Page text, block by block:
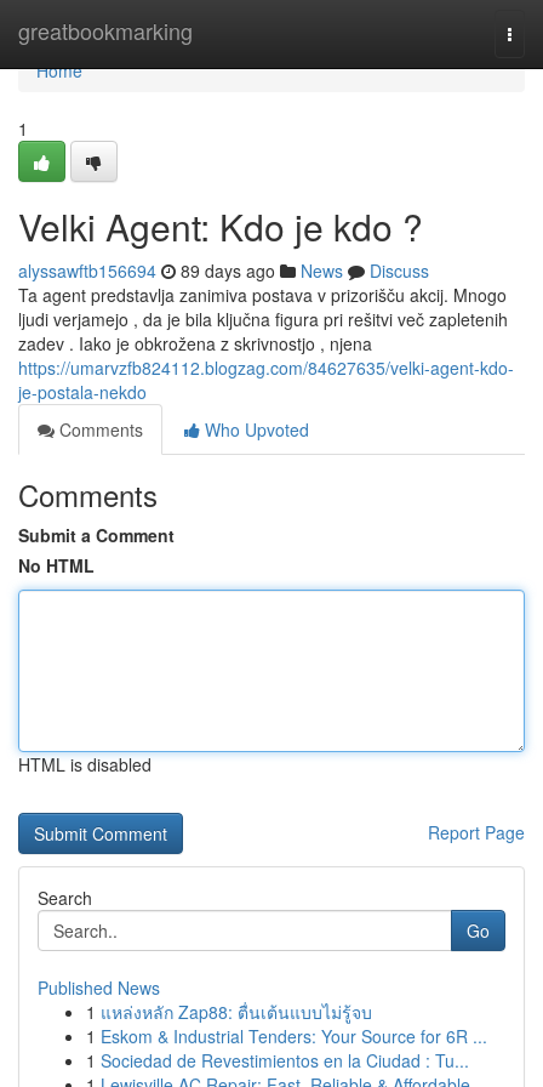
greatbookmarking
Home
Home
1
Velki Agent: Kdo je kdo ?
alyssawftb156694 89 days ago News
Discuss
Ta agent predstavlja zanimiva postava v prizorišču akcij. Mnogo
ljudi verjamejo , da je bila ključna figura pri rešitvi več zapletenih
zadev . Iako je obkrožena z skrivnostjo , njena
https://umarvzfb824112.blogzag.com/84627635/velki-agent-kdo-
je-postala-nekdo
Comments
Who Upvoted
Comments
Submit a Comment
No HTML
HTML is disabled
Report Page
Search
Go
Published News
1 แหล่งหลัก Zap88: ตื่นเต้นแบบไม่รู้จบ
1 Eskom & Industrial Tenders: Your Source for 6R ...
1 Sociedad de Revestimientos en la Ciudad : Tu...